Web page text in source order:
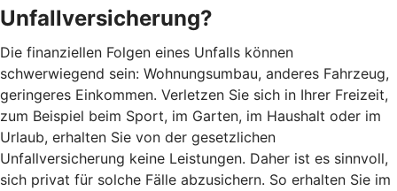
Unfallversicherung?
Die finanziellen Folgen eines Unfalls können
schwerwiegend sein: Wohnungsumbau, anderes Fahrzeug,
geringeres Einkommen. Verletzen Sie sich in Ihrer Freizeit,
zum Beispiel beim Sport, im Garten, im Haushalt oder im
Urlaub, erhalten Sie von der gesetzlichen
Unfallversicherung keine Leistungen. Daher ist es sinnvoll,
sich privat für solche Fälle abzusichern. So erhalten Sie im